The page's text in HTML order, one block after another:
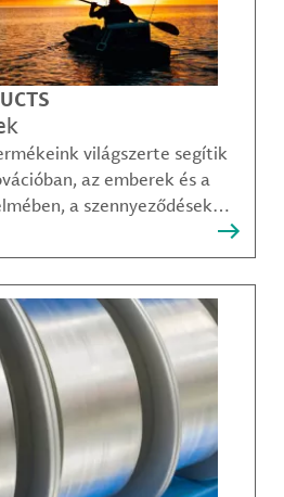
világszerte segítik
az emberek és a
a szennyeződések
fenntarthatóbb